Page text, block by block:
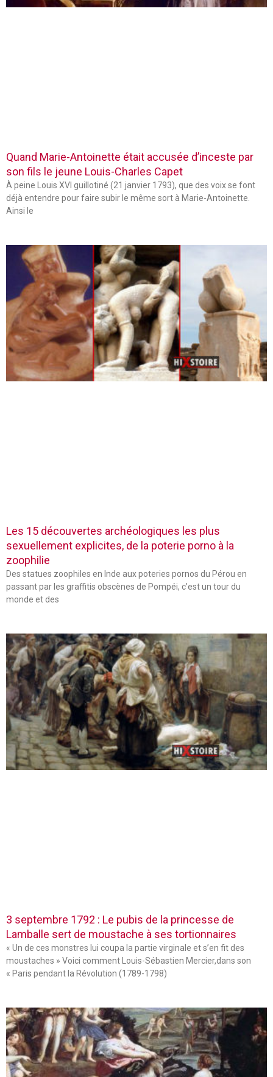
Quand Marie-Antoinette était accusée d’inceste par
son fils le jeune Louis-Charles Capet
À peine Louis XVI guillotiné (21 janvier 1793), que des voix se font
déjà entendre pour faire subir le même sort à Marie-Antoinette.
Ainsi le
Les 15 découvertes archéologiques les plus
sexuellement explicites, de la poterie porno à la
zoophilie
Des statues zoophiles en Inde aux poteries pornos du Pérou en
passant par les graffitis obscènes de Pompéi, c’est un tour du
monde et des
3 septembre 1792 : Le pubis de la princesse de
Lamballe sert de moustache à ses tortionnaires
« Un de ces monstres lui coupa la partie virginale et s’en fit des
moustaches » Voici comment Louis-Sébastien Mercier,dans son
« Paris pendant la Révolution (1789-1798)